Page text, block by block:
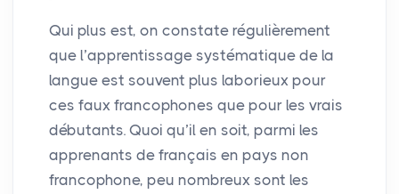
Qui plus est, on constate régulièrement
que l’apprentissage systématique de la
langue est souvent plus laborieux pour
ces faux francophones que pour les vrais
débutants. Quoi qu’il en soit, parmi les
apprenants de français en pays non
francophone, peu nombreux sont les